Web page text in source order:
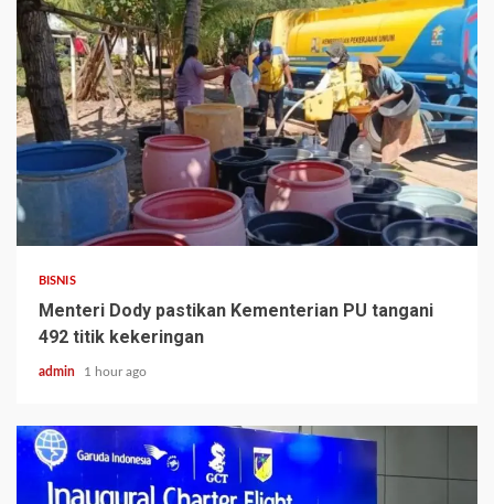
BISNIS
Menteri Dody pastikan Kementerian PU tangani
492 titik kekeringan
admin 1 hour ago